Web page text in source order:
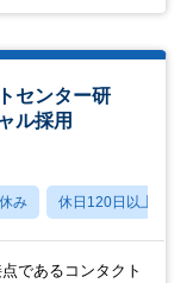
センター研
ル採用
み 休日120日以上
であるコンタクト